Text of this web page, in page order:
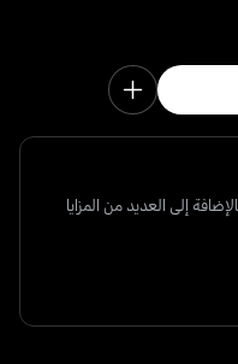
إلى العديد من المزايا